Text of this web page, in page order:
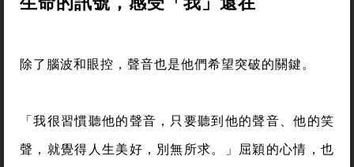
除了腦波和眼控，聲音也是他們希望突破的關鍵。
「我很習慣聽他的聲音，只要聽到他的聲音、他的笑
聲，就覺得人生美好，別無所求。」屈穎的心情，也